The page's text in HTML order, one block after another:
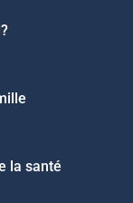
la santé